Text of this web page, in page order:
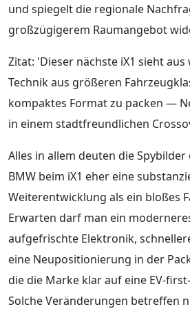
und spiegelt die regionale
großzügigerem Raumangebot
Zitat: 'Dieser nächste iX1 sieht aus
Technik aus größeren
kompaktes Format zu packen —
in einem stadtfreundlichen
Alles in allem deuten die
BMW beim iX1 eher eine
Weiterentwicklung als ein bloßes
Erwarten darf man ein
aufgefrischte Elektronik,
eine Neupositionierung in der
die die Marke klar auf eine
Solche Veränderungen betreffen